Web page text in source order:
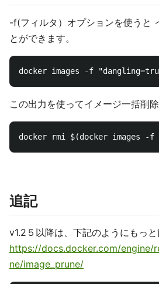
-f(フィルタ）オプションを使うと
とができます。
この出力を使ってイメージ一括削除
追記
v1.2５以降は、下記のようにもっと
https://docs.docker.com/engine/
ne/image_prune/